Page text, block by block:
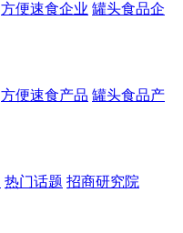
方便速食企业 罐头食品企
方便速食产品 罐头食品产
热门话题 招商研究院